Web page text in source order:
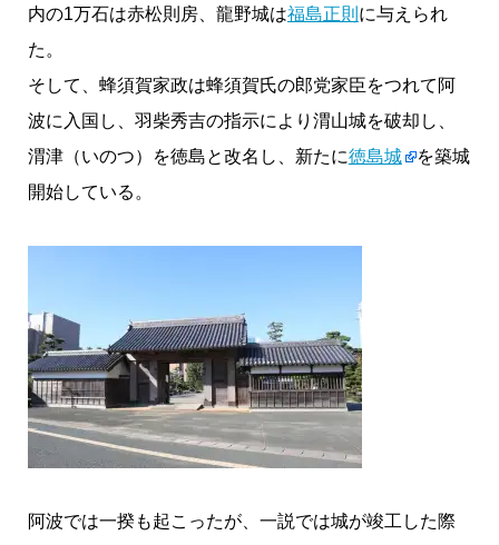
内の1万石は赤松則房、龍野城は福島正則 に与えられ
た。
そして、蜂須賀家政は蜂須賀氏の郎党家臣をつれて阿
波に入国し、羽柴秀吉の指示により渭山城を破却し、
渭津（いのつ）を徳島と改名し、新たに徳島城
を築城
開始している。
阿波では一揆も起こったが、一説では城が竣工した際